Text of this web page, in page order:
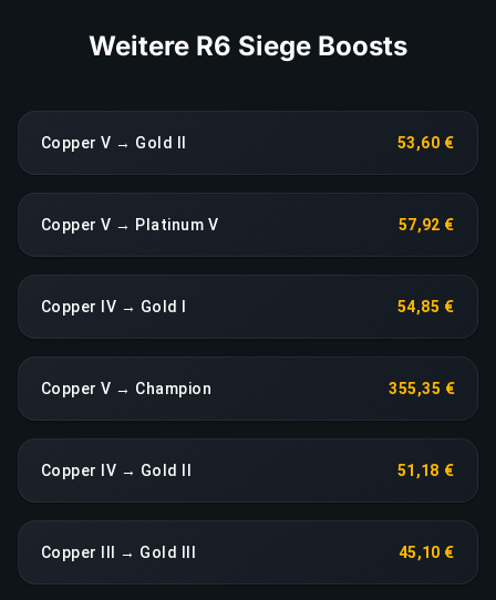
Weitere R6 Siege Boosts
Copper V → Gold II 53,60 €
Copper V → Platinum V 57,92 €
Copper IV → Gold I 54,85 €
Copper V → Champion 355,35 €
Copper IV → Gold II 51,18 €
Copper III → Gold III 45,10 €